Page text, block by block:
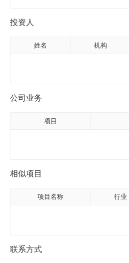
投资人
姓名 机构
公司业务
项目
相似项目
项目名称 行业
联系方式